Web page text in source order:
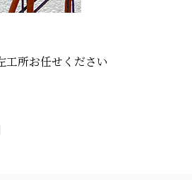
工所お任せください